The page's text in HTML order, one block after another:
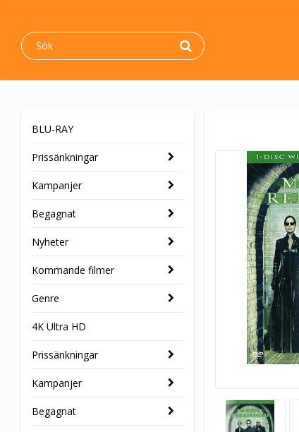
BLU-RAY
Prissänkningar
Kampanjer
Begagnat
Nyheter
Kommande filmer
Genre
4K Ultra HD
Prissänkningar
Kampanjer
Begagnat